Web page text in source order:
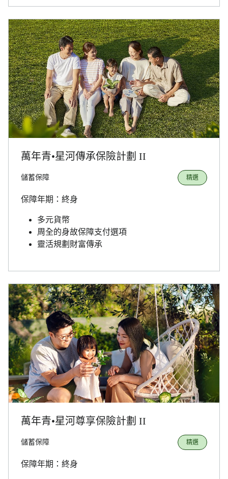
萬年青•星河傳承保險計劃 II
儲蓄保障 精選
保障年期：終身
多元貨幣
周全的身故保障支付選項
靈活規劃財富傳承
萬年青•星河尊享保險計劃 II
儲蓄保障 精選
保障年期：終身